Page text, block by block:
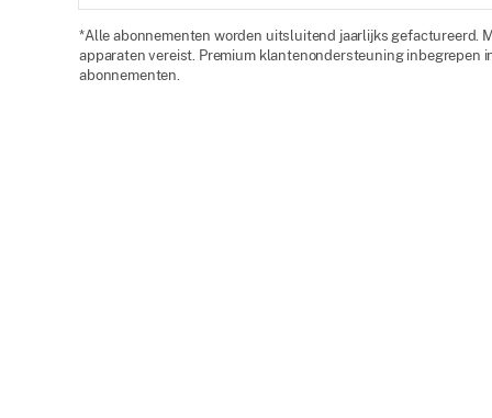
*Alle abonnementen worden uitsluitend jaarlijks gefactureerd.
apparaten vereist. Premium klantenondersteuning inbegrepen
abonnementen.